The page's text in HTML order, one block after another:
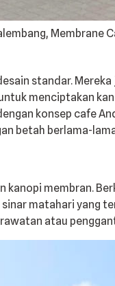
Membrane
standar.
menciptakan
konsep cafe
betah berlama-
membran.
matahari yang
atau